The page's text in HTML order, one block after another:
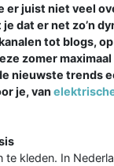
juist niet veel
dat er net zo’n
tot blogs,
zomer
nieuwste trends
je, van
te kleden. In